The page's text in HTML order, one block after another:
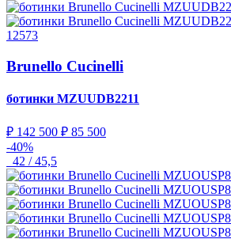
12573
Brunello Cucinelli
ботинки MZUUDB2211
₽ 142 500 ₽ 85 500
-40%
42 / 45,5